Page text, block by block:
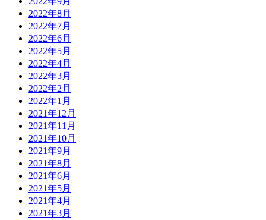
2022年8月
2022年7月
2022年6月
2022年5月
2022年4月
2022年3月
2022年2月
2022年1月
2021年12月
2021年11月
2021年10月
2021年9月
2021年8月
2021年6月
2021年5月
2021年4月
2021年3月